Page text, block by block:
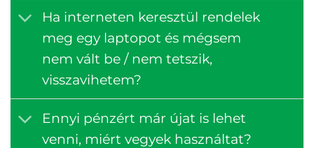
Ha interneten keresztül rendelek
meg egy laptopot és mégsem
nem vált be / nem tetszik,
visszavihetem?
Ennyi pénzért már újat is lehet
venni, miért vegyek használtat?